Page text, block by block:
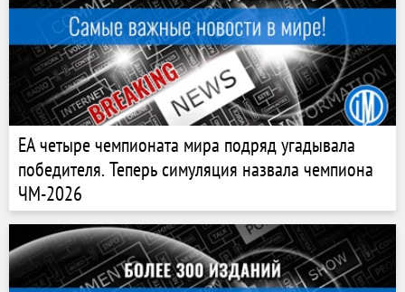
EA четыре чемпионата мира подряд угадывала
победителя. Теперь симуляция назвала чемпиона
ЧМ-2026